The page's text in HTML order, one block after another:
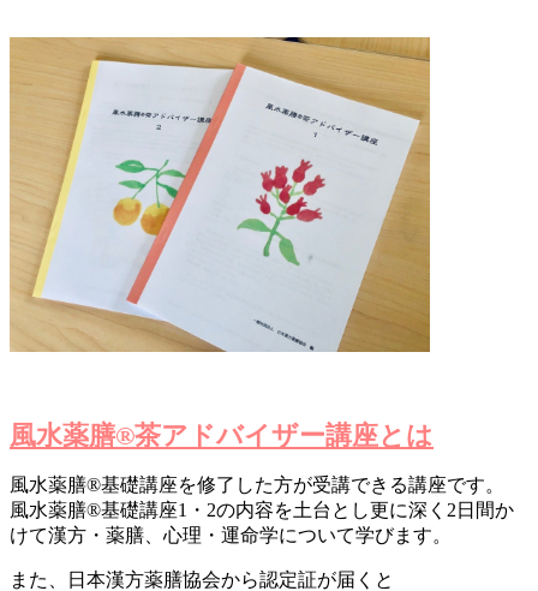
風水薬膳®茶アドバイザー講座とは
風水薬膳®基礎講座を修了した方が受講できる講座です。
風水薬膳®基礎講座1・2の内容を土台とし更に深く2日間か
けて漢方・薬膳、心理・運命学について学びます。
また、日本漢方薬膳協会から認定証が届くと